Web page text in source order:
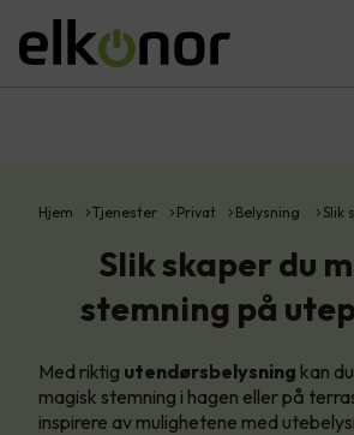
Hjem Tjenester Privat Belysning Slik
Slik skaper du
stemning på
Med riktig utendørsbelysning kan
magisk stemning i hagen eller på
inspirere av mulighetene med